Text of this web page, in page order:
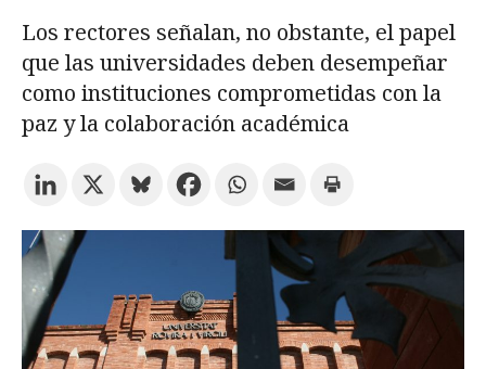
Suscríbete a los boletines electrónicos de la URV Agenda
Los rectores señalan, no obstante, el papel
que las universidades deben desempeñar
como instituciones comprometidas con la
paz y la colaboración académica